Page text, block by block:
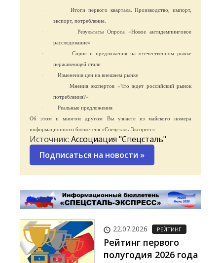
·
Итоги первого квартала. Производство, импорт,
экспорт, потребление.
·
Результаты Опроса «Новое антидемпинговое
расследование»
·
Спрос и предложения на отечественном рынке
нержавеющей стали
· Изменения цен на внешнем рынке
·
Мнения экспертов «Что ждет российский рынок
потребления?»
·
Реальные предложения
Об этом и многом другом Вы узнаете из майского номера
информационного бюллетеня «Спецсталь-Экспресс»
Источник: Ассоциация "Спецсталь"
Подписаться на новости »
22.07.2026 РЕЙТИНГ
Рейтинг первого
полугодия 2026 года